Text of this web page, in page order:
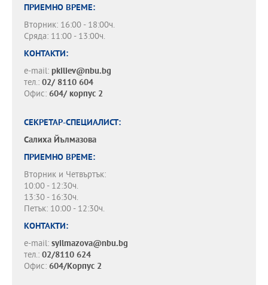
ПРИЕМНО ВРЕМЕ:
Вторник: 16:00 - 18:00ч.
Сряда: 11:00 - 13:00ч.
КОНТАКТИ:
e-mail: pkiliev@nbu.bg
тел.: 02/ 8110 604
Офис: 604/ корпус 2
СЕКРЕТАР-СПЕЦИАЛИСТ:
Салиха Йълмазова
ПРИЕМНО ВРЕМЕ:
Вторник и Четвъртък:
10:00 - 12:30ч.
13:30 - 16:30ч.
Петък: 10:00 - 12:30ч.
КОНТАКТИ:
e-mail: syilmazova@nbu.bg
тел.: 02/8110 624
Офис: 604/Корпус 2